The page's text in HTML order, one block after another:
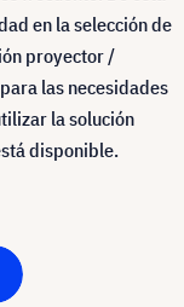
en la selección de
proyector /
las necesidades
la solución
disponible.